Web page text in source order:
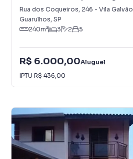
Rua dos Coqueiros, 246 - Vila Galvão
Guarulhos, SP
240m² 3 2 5
R$ 6.000,00Aluguel
IPTU R$ 436,00